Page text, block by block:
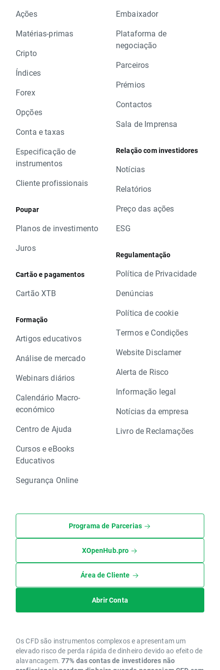
Ações
Matérias-primas
Cripto
Índices
Forex
Opções
Conta e taxas
Especificação de
instrumentos
Cliente profissionais
Poupar
Planos de investimento
Juros
Cartão e pagamentos
Cartão XTB
Formação
Artigos educativos
Análise de mercado
Webinars diários
Calendário Macro-
económico
Centro de Ajuda
Cursos e eBooks
Educativos
Segurança Online
Embaixador
Plataforma de
negociação
Parceiros
Prémios
Contactos
Sala de Imprensa
Relação com investidores
Notícias
Relatórios
Preço das ações
ESG
Regulamentação
Política de Privacidade
Denúncias
Política de cookie
Termos e Condições
Website Disclamer
Alerta de Risco
Informação legal
Notícias da empresa
Livro de Reclamações
Programa de Parcerias
XOpenHub.pro
Área de Cliente
Abrir Conta
Os CFD são instrumentos complexos e apresentam um
elevado risco de perda rápida de dinheiro devido ao efeito de
alavancagem. 77% das contas de investidores não